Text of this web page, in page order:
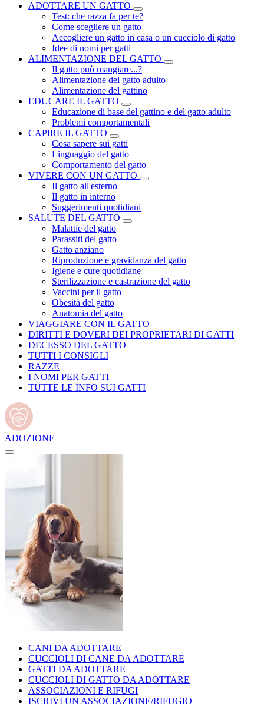
ADOTTARE UN GATTO
Test: che razza fa per te?
Come scegliere un gatto
Accogliere un gatto in casa o un cucciolo di gatto
Idee di nomi per gatti
ALIMENTAZIONE DEL GATTO
Il gatto può mangiare...?
Alimentazione del gatto adulto
Alimentazione del gattino
EDUCARE IL GATTO
Educazione di base del gattino e del gatto adulto
Problemi comportamentali
CAPIRE IL GATTO
Cosa sapere sui gatti
Linguaggio del gatto
Comportamento del gatto
VIVERE CON UN GATTO
Il gatto all'esterno
Il gatto in interno
Suggerimenti quotidiani
SALUTE DEL GATTO
Malattie del gatto
Parassiti del gatto
Gatto anziano
Riproduzione e gravidanza del gatto
Igiene e cure quotidiane
Sterilizzazione e castrazione del gatto
Vaccini per il gatto
Obesità del gatto
Anatomia del gatto
VIAGGIARE CON IL GATTO
DIRITTI E DOVERI DEI PROPRIETARI DI GATTI
DECESSO DEL GATTO
TUTTI I CONSIGLI
RAZZE
I NOMI PER GATTI
TUTTE LE INFO SUI GATTI
ADOZIONE
CANI DA ADOTTARE
CUCCIOLI DI CANE DA ADOTTARE
GATTI DA ADOTTARE
CUCCIOLI DI GATTO DA ADOTTARE
ASSOCIAZIONI E RIFUGI
ISCRIVI UN'ASSOCIAZIONE/RIFUGIO